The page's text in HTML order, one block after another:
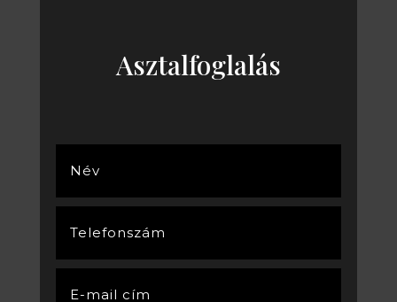
Asztalfoglalás